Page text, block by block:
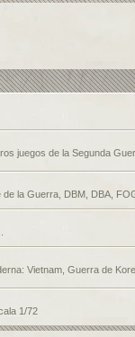
juegos de la Segunda
la Guerra, DBM, DBA,
Vietnam, Guerra de
1/72